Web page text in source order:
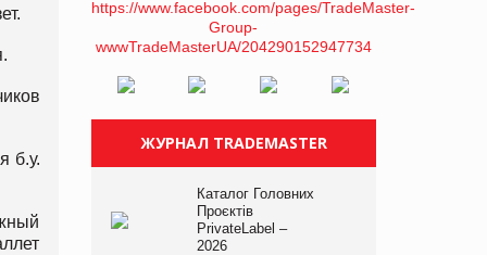
б.у.
ЖУРНАЛ TRADEMASTER
Каталог Головних
Проєктів
PrivateLabel –
2026